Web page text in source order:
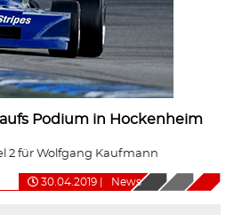
Podium in Hockenheim
2 für Wolfgang Kaufmann
30.04.2019 News